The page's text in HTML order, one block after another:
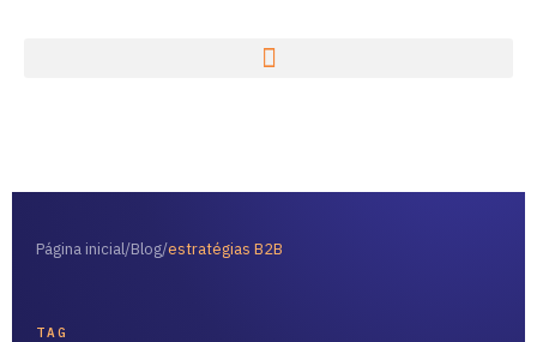
Página inicial/Blog/estratégias B2B
TAG